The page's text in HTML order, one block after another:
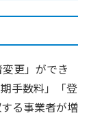
更」ができ
手数料」「登
る事業者が増